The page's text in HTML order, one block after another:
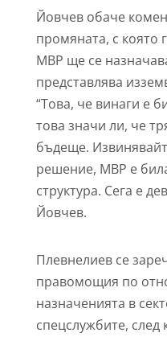
Йовчев обаче
промяната, с която
МВР ще се
представлява
“Това, че винаги е
това значи ли, че
бъдеще.
решение, МВР е
структура. Сега е
Йовчев.
Плевнелиев се
правомощия по
назначенията в
спецслужбите, след